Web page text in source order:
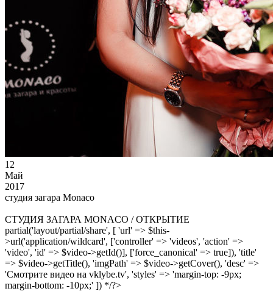
12
Май
2017
студия загара Monaco
СТУДИЯ ЗАГАРА MONACO / ОТКРЫТИЕ
partial('layout/partial/share', [ 'url' => $this-
>url('application/wildcard', ['controller' => 'videos', 'action' =>
'video', 'id' => $video->getId()], ['force_canonical' => true]), 'title'
=> $video->getTitle(), 'imgPath' => $video->getCover(), 'desc' =>
'Смотрите видео на vklybe.tv', 'styles' => 'margin-top: -9px;
margin-bottom: -10px;' ]) */?>